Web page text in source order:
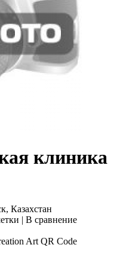
клиника
Казахстан
| В сравнение